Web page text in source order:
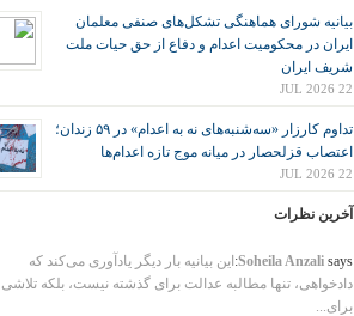
بیانیه شورای هماهنگی تشکل‌های صنفی معلمان
ایران در محکومیت اعدام و دفاع از حق حیات ملت
شریف ایران
22 JUL 2026
تداوم کارزار «سه‌شنبه‌های نه به اعدام» در ۵۹ زندان؛
اعتصاب قزلحصار در میانه موج تازه اعدام‌ها
22 JUL 2026
آخرین نظرات
Soheila Anzalisays:
این بیانیه بار دیگر یادآوری می‌کند که
دادخواهی، تنها مطالبه عدالت برای گذشته نیست، بلکه تلاشی
برای...